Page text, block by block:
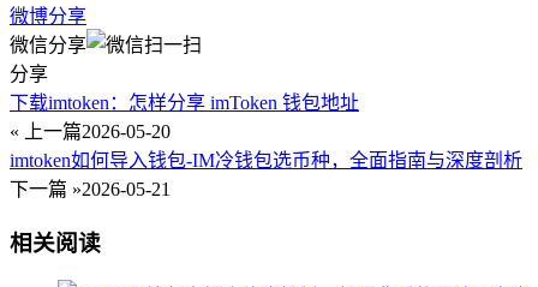
微博分享
微信分享
分享
下载imtoken：怎样分享 imToken 钱包地址
« 上一篇2026-05-20
imtoken如何导入钱包-IM冷钱包选币种，全面指南与深度剖析
下一篇 »2026-05-21
相关阅读